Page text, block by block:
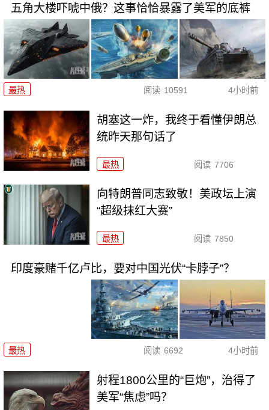
五角大楼吓唬中俄？这事恰恰暴露了美军的底裤
最热 阅读 10591 4小时前
胡塞这一炸，我终于看懂伊朗总
统昨天那句话了
最热 阅读 7706
向特朗普同志致敬！美政坛上演
“超级抹红大赛”
最热 阅读 7850
印度豪赌千亿卢比，要对中国光伏“卡脖子”？
最热 阅读 6692 4小时前
射程1800公里的“巨炮”，治得了
美军“焦虑”吗？